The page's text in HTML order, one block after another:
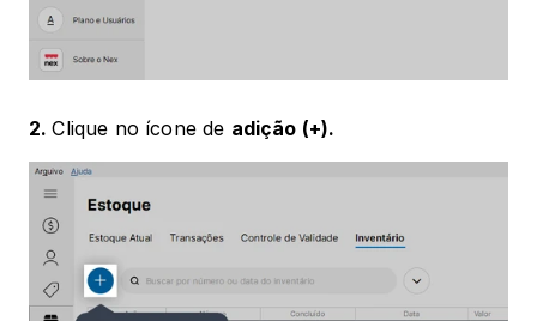
2. Clique no ícone de adição (+).